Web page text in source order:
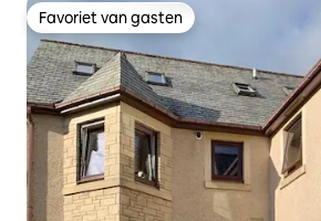
Favoriet van gasten
Favoriet van gasten